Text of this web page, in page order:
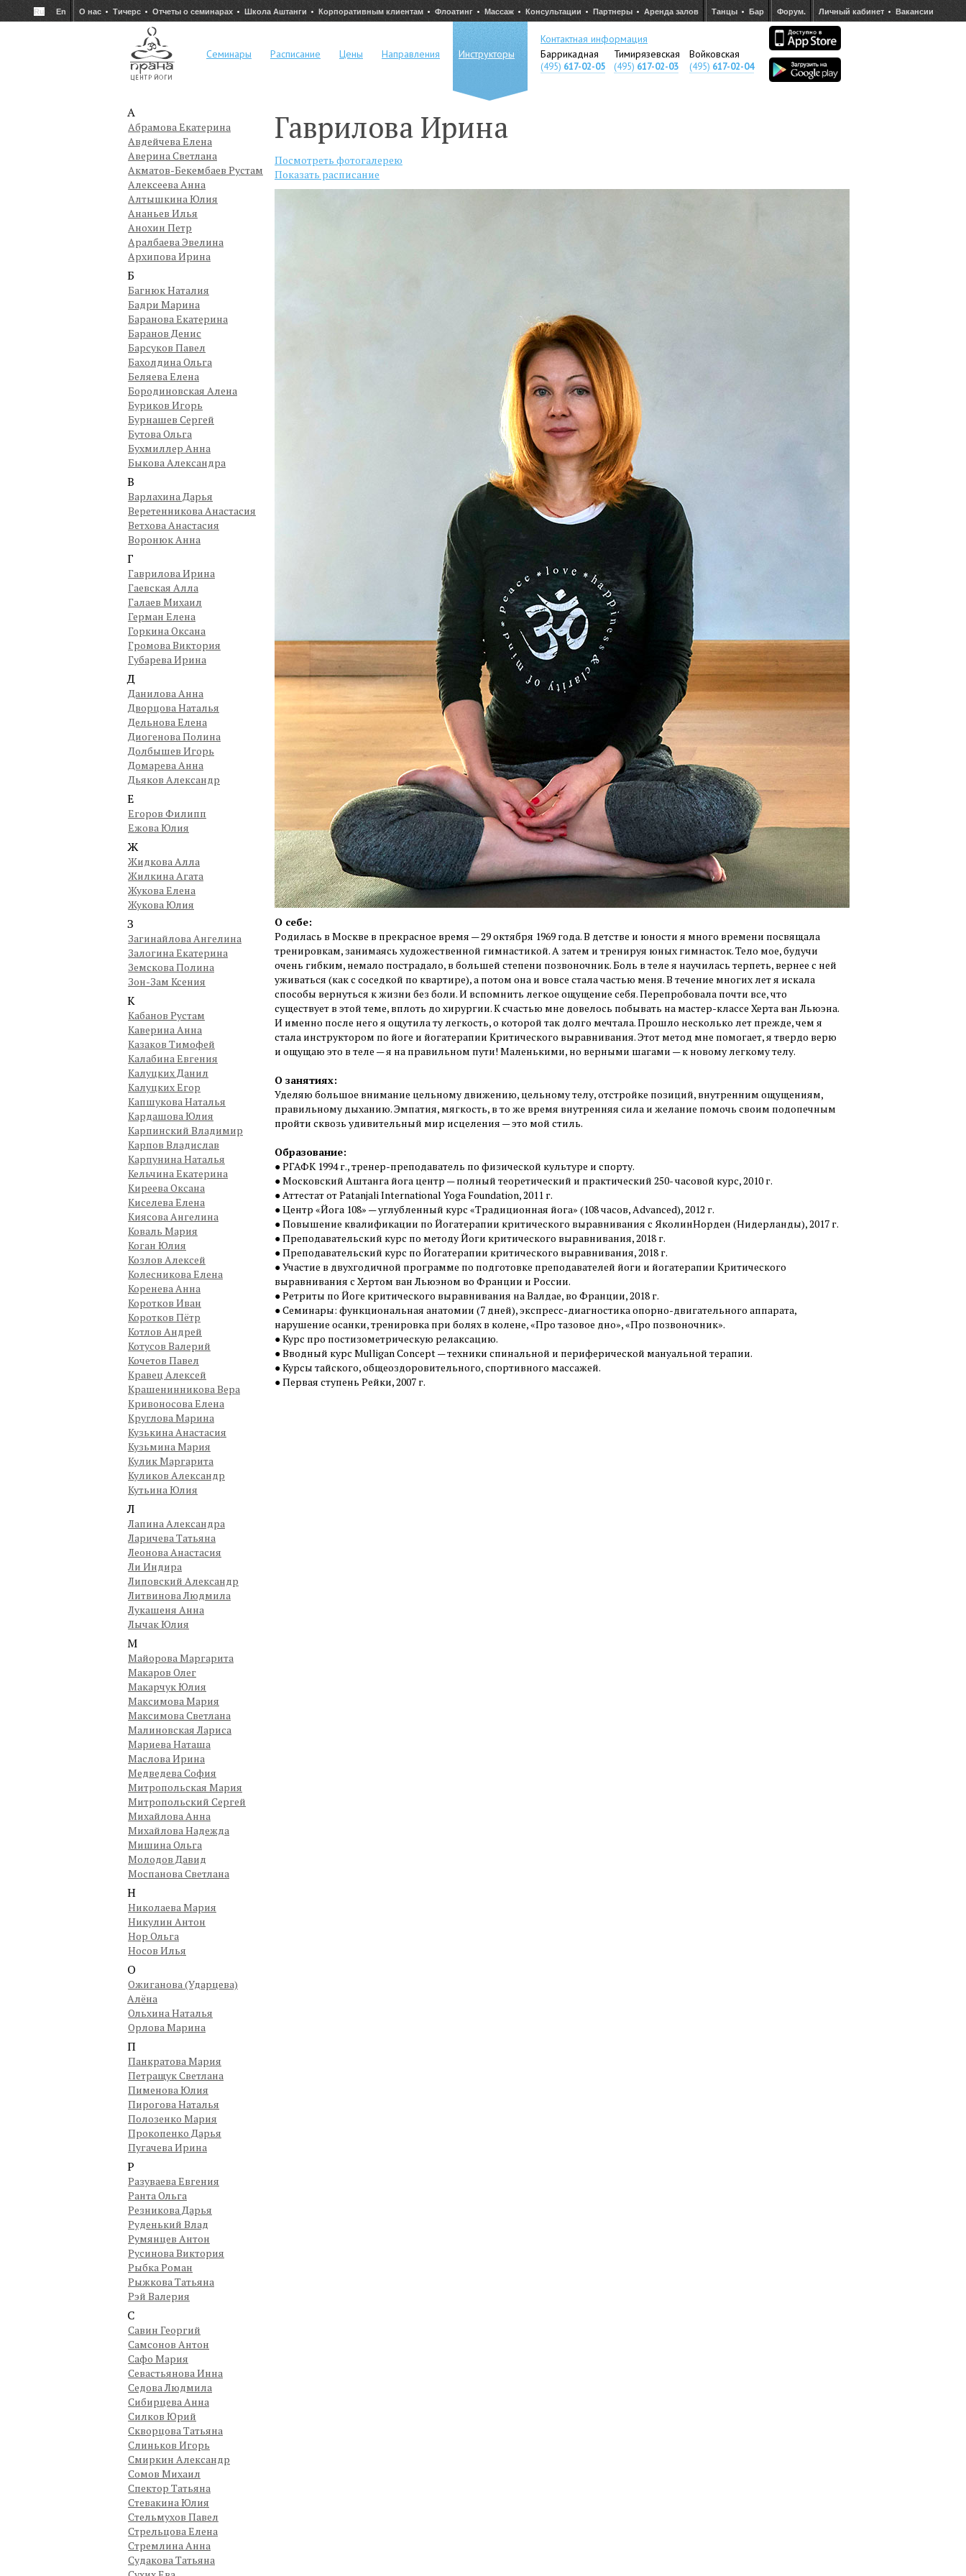
Ru En О нас Тичерс Отчеты о семинарах Школа Аштанги Корпоративным клиентам Флоатинг Массаж Консультации Партнеры Аренда залов Танцы Бар Форум. Личный кабинет Вакансии
Семинары Расписание Цены Направления Инструкторы
Контактная информация
Баррикадная
Тимирязевская Войковская
(495) 617-02-05 (495) 617-02-03 (495) 617-02-04
А
Абрамова Екатерина
Авдейчева Елена
Аверина Светлана
Акматов-Бекембаев Рустам
Алексеева Анна
Алтышкина Юлия
Ананьев Илья
Анохин Петр
Аралбаева Эвелина
Архипова Ирина
Б
Багнюк Наталия
Бадри Марина
Баранова Екатерина
Баранов Денис
Барсуков Павел
Бахолдина Ольга
Беляева Елена
Бородиновская Алена
Буриков Игорь
Бурнашев Сергей
Бутова Ольга
Бухмиллер Анна
Быкова Александра
В
Варлахина Дарья
Веретенникова Анастасия
Ветхова Анастасия
Воронюк Анна
Г
Гаврилова Ирина
Гаевская Алла
Галаев Михаил
Герман Елена
Горкина Оксана
Громова Виктория
Губарева Ирина
Д
Данилова Анна
Дворцова Наталья
Дельнова Елена
Диогенова Полина
Долбышев Игорь
Домарева Анна
Дьяков Александр
Е
Егоров Филипп
Ежова Юлия
Ж
Жидкова Алла
Жилкина Агата
Жукова Елена
Жукова Юлия
З
Загинайлова Ангелина
Залогина Екатерина
Земскова Полина
Зон-Зам Ксения
К
Кабанов Рустам
Каверина Анна
Казаков Тимофей
Калабина Евгения
Калуцких Данил
Калуцких Егор
Капшукова Наталья
Кардашова Юлия
Карпинский Владимир
Карпов Владислав
Карпунина Наталья
Кельчина Екатерина
Киреева Оксана
Киселева Елена
Киясова Ангелина
Коваль Мария
Коган Юлия
Козлов Алексей
Колесникова Елена
Коренева Анна
Коротков Иван
Коротков Пётр
Котлов Андрей
Котусов Валерий
Кочетов Павел
Кравец Алексей
Крашенинникова Вера
Кривоносова Елена
Круглова Марина
Кузькина Анастасия
Кузьмина Мария
Кулик Маргарита
Куликов Александр
Кутьина Юлия
Л
Лапина Александра
Ларичева Татьяна
Леонова Анастасия
Ли Индира
Липовский Александр
Литвинова Людмила
Лукашеня Анна
Лычак Юлия
М
Майорова Маргарита
Макаров Олег
Макарчук Юлия
Максимова Мария
Максимова Светлана
Малиновская Лариса
Мариева Наташа
Маслова Ирина
Медведева София
Митропольская Мария
Митропольский Сергей
Михайлова Анна
Михайлова Надежда
Мишина Ольга
Молодов Давид
Моспанова Светлана
Н
Николаева Мария
Никулин Антон
Нор Ольга
Носов Илья
О
Ожиганова (Ударцева)
Алёна
Ольхина Наталья
Орлова Марина
П
Панкратова Мария
Петращук Светлана
Пименова Юлия
Пирогова Наталья
Полозенко Мария
Прокопенко Дарья
Пугачева Ирина
Р
Разуваева Евгения
Ранта Ольга
Резникова Дарья
Руденький Влад
Румянцев Антон
Русинова Виктория
Рыбка Роман
Рыжкова Татьяна
Рэй Валерия
С
Савин Георгий
Самсонов Антон
Сафо Мария
Севастьянова Инна
Седова Людмила
Сибирцева Анна
Силков Юрий
Скворцова Татьяна
Слиньков Игорь
Смиркин Александр
Сомов Михаил
Спектор Татьяна
Стевакина Юлия
Стельмухов Павел
Стрельцова Елена
Стремлина Анна
Судакова Татьяна
Гаврилова Ирина
Посмотреть фотогалерею
Показать расписание
О себе:
Родилась в Москве в прекрасное время — 29 октября 1969 года. В детстве и юности я много времени посвящала
тренировкам, занимаясь художественной гимнастикой. А затем и тренируя юных гимнасток. Тело мое, будучи
очень гибким, немало пострадало, в большей степени позвоночник. Боль в теле я научилась терпеть, вернее с ней
уживаться (как с соседкой по квартире), а потом она и вовсе стала частью меня. В течение многих лет я искала
способы вернуться к жизни без боли. И вспомнить легкое ощущение себя. Перепробовала почти все, что
существует в этой теме, вплоть до хирургии. К счастью мне довелось побывать на мастер-классе Херта ван Льюэна.
И именно после него я ощутила ту легкость, о которой так долго мечтала. Прошло несколько лет прежде, чем я
стала инструктором по йоге и йогатерапии Критического выравнивания. Этот метод мне помогает, я твердо верю
и ощущаю это в теле — я на правильном пути! Маленькими, но верными шагами — к новому легкому телу.
О занятиях:
Уделяю большое внимание цельному движению, цельному телу, отстройке позиций, внутренним ощущениям,
правильному дыханию. Эмпатия, мягкость, в то же время внутренняя сила и желание помочь своим подопечным
пройти сквозь удивительный мир исцеления — это мой стиль.
Образование:
● РГАФК 1994 г., тренер-преподаватель по физической культуре и спорту.
● Московский Аштанга йога центр — полный теоретический и практический 250- часовой курс, 2010 г.
● Аттестат от Patanjali International Yoga Foundation, 2011 г.
● Центр «Йога 108» — углубленный курс «Традиционная йога» (108 часов, Advanced), 2012 г.
● Повышение квалификации по Йогатерапии критического выравнивания с ЯколинНорден (Нидерланды), 2017 г.
● Преподавательский курс по методу Йоги критического выравнивания, 2018 г.
● Преподавательский курс по Йогатерапии критического выравнивания, 2018 г.
● Участие в двухгодичной программе по подготовке преподавателей йоги и йогатерапии Критического
выравнивания с Хертом ван Льюэном во Франции и России.
● Ретриты по Йоге критического выравнивания на Валдае, во Франции, 2018 г.
● Семинары: функциональная анатомии (7 дней), экспресс-диагностика опорно-двигательного аппарата,
нарушение осанки, тренировка при болях в колене, «Про тазовое дно», «Про позвоночник».
● Курс про постизометрическую релаксацию.
● Вводный курс Mulligan Concept — техники спинальной и периферической мануальной терапии.
● Курсы тайского, общеоздоровительного, спортивного массажей.
● Первая ступень Рейки, 2007 г.